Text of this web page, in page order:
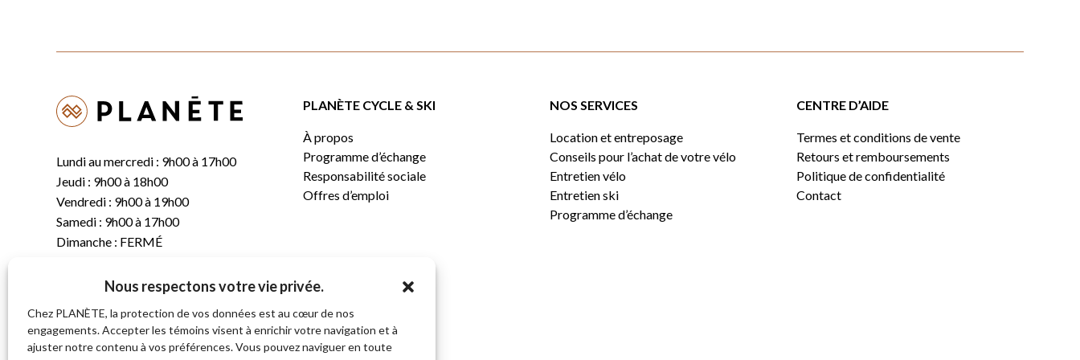
Nous respectons votre vie privée.
Chez PLANÈTE, la protection de vos données est au cœur de nos
engagements. Accepter les témoins visent à enrichir votre navigation et à
ajuster notre contenu à vos préférences. Vous pouvez naviguer en toute
Lundi au mercredi : 9h00 à 17h00
Jeudi : 9h00 à 18h00
Vendredi : 9h00 à 19h00
Samedi : 9h00 à 17h00
Dimanche : FERMÉ
(819) 843-8356
C. info@planete.co
681, rue Sherbrooke
PLANÈTE CYCLE & SKI
À propos
Programme d’échange
Responsabilité sociale
Offres d’emploi
NOS SERVICES
Location et entreposage
Conseils pour l’achat de votre vélo
Entretien vélo
Entretien ski
Programme d’échange
CENTRE D’AIDE
Termes et conditions de vente
Retours et remboursements
Politique de confidentialité
Contact